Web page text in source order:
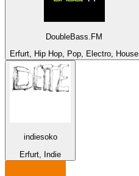
DoubleBass.FM
Erfurt, Hip Hop, Pop, Electro, House
indiesoko
Erfurt, Indie